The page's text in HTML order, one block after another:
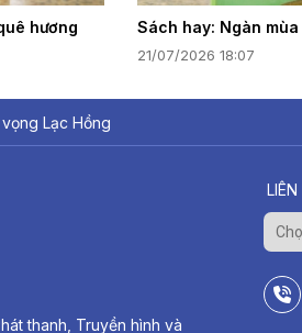
hương Sách hay: Ngàn
21/07/2026 18:07
Lạc Hồng
thanh, Truyền hình và